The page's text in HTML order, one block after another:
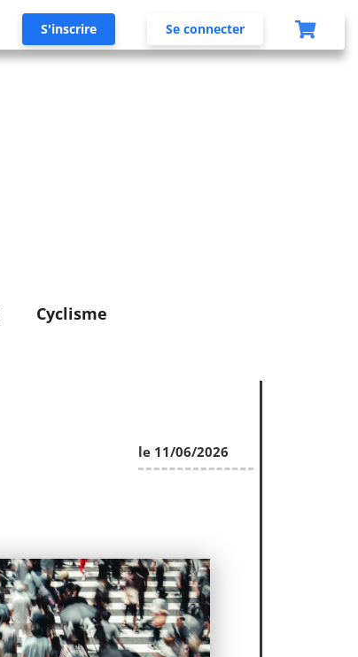
S'inscrire Se connecter
Cyclisme
le 11/06/2026